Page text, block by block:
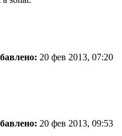
20 фев 2013, 07:20
20 фев 2013, 09:53